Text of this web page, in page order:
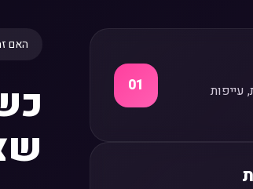
עייפות
01
האם